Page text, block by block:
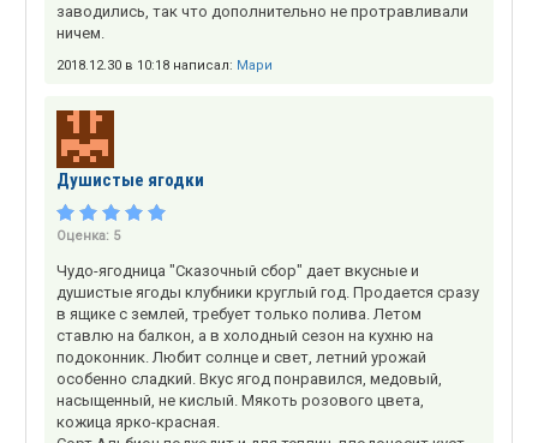
заводились, так что дополнительно не протравливали
ничем.
2018.12.30 в 10:18 написал: Мари
Душистые ягодки
Оценка: 5
Чудо-ягодница "Сказочный сбор" дает вкусные и
душистые ягоды клубники круглый год. Продается сразу
в ящике с землей, требует только полива. Летом
ставлю на балкон, а в холодный сезон на кухню на
подоконник. Любит солнце и свет, летний урожай
особенно сладкий. Вкус ягод понравился, медовый,
насыщенный, не кислый. Мякоть розового цвета,
кожица ярко-красная.